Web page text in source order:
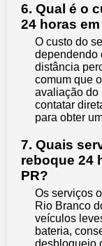
6. Qual é o
24 horas
O custo do
dependendo
distância
comum que
avaliação do
contatar
para obter
7. Quais
reboque 24
PR?
Os serviços
Rio Branco
veículos
bateria,